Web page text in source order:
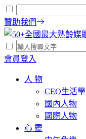
贊助我們
會員登入
人 物
CEO生活學
國內人物
國際人物
心 靈